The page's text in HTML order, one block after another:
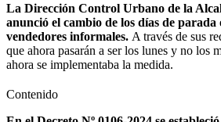
La Dirección Control Urbano de la
anunció el cambio de los días de
vendedores informales. A través de sus
que ahora pasarán a ser los lunes y no los
ahora se implementaba la medida.
Contenido